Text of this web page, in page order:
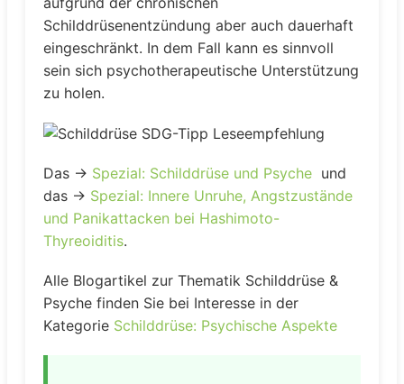
Schilddrüsenentzündung aber auch dauerhaft
eingeschränkt. In dem Fall kann es sinnvoll
sein sich psychotherapeutische Unterstützung
zu holen.
Das → Spezial: Schilddrüse und Psyche und
das → Spezial: Innere Unruhe, Angstzustände
und Panikattacken bei Hashimoto-
Thyreoiditis.
Alle Blogartikel zur Thematik Schilddrüse &
Psyche finden Sie bei Interesse in der
Kategorie Schilddrüse: Psychische Aspekte